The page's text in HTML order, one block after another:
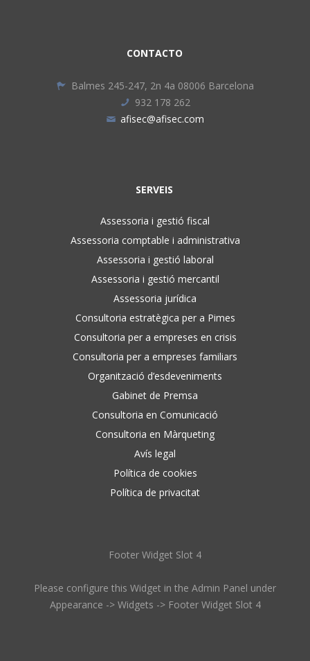
CONTACTO
Balmes 245-247, 2n 4a 08006 Barcelona
932 178 262
afisec@afisec.com
SERVEIS
Assessoria i gestió fiscal
Assessoria comptable i administrativa
Assessoria i gestió laboral
Assessoria i gestió mercantil
Assessoria jurídica
Consultoria estratègica per a Pimes
Consultoria per a empreses en crisis
Consultoria per a empreses familiars
Organització d’esdeveniments
Gabinet de Premsa
Consultoria en Comunicació
Consultoria en Màrqueting
Avís legal
Política de cookies
Política de privacitat
Footer Widget Slot 4
Please configure this Widget in the Admin Panel under
Appearance -> Widgets -> Footer Widget Slot 4